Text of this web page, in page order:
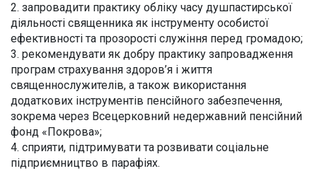
2. запровадити практику обліку часу душпастирської
діяльності священника як інструменту особистої
ефективності та прозорості служіння перед громадою;
3. рекомендувати як добру практику запровадження
програм страхування здоров’я і життя
священнослужителів, а також використання
додаткових інструментів пенсійного забезпечення,
зокрема через Всецерковний недержавний пенсійний
фонд «Покрова»;
4. сприяти, підтримувати та розвивати соціальне
підприємництво в парафіях.